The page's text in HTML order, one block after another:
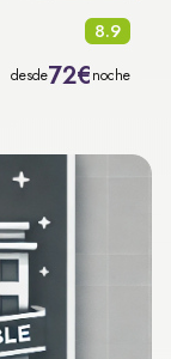
8.9
desde72€noche